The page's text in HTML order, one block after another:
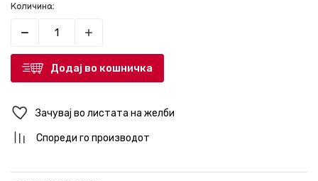
Количина:
Додај во кошничка
Зачувај во листата на желби
Спореди го производот